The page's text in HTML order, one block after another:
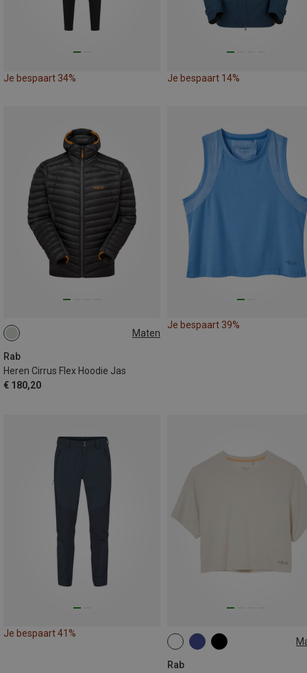
Je bespaart 34% Je bespaart 14%
Maten
Rab
Heren Cirrus Flex Hoodie Jas
€ 180,20
S
Je bespaart 39%
Je bespaart 41%
Rab
S L